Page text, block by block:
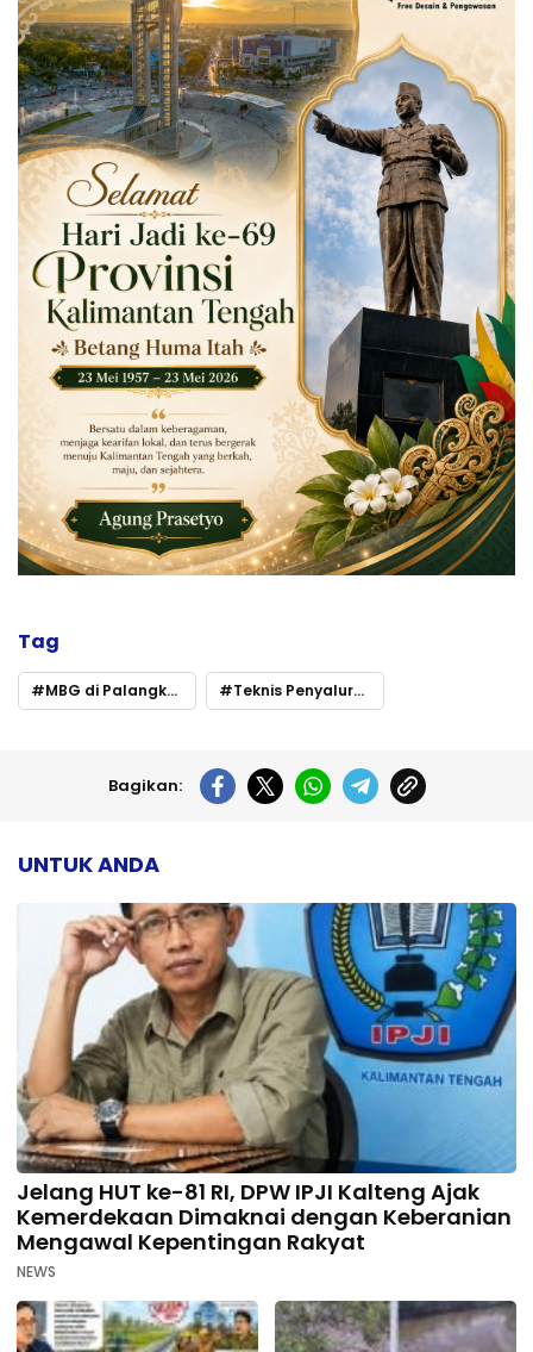
Tag
MBG di Palangka Raya Tetap Berjalan Selama Ramadan Teknis Penyaluran Tunggu Juknis Pusat
Bagikan:
UNTUK ANDA
Jelang HUT ke-81 RI, DPW IPJI Kalteng Ajak
Kemerdekaan Dimaknai dengan Keberanian
Mengawal Kepentingan Rakyat
NEWS